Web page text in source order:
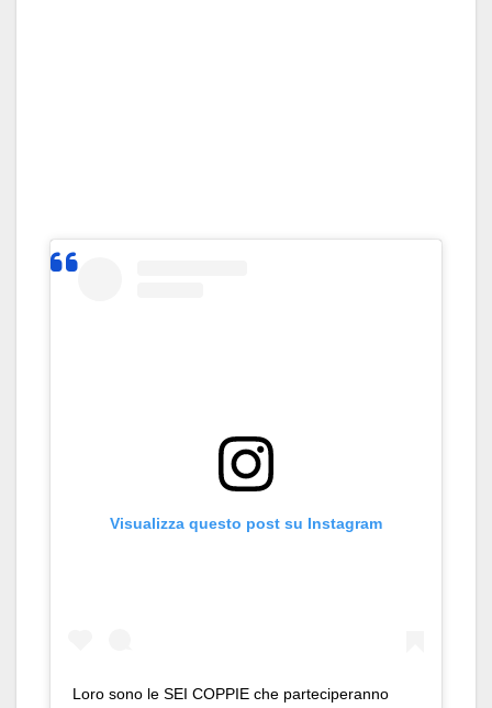
Visualizza questo post su Instagram
Loro sono le SEI COPPIE che parteciperanno